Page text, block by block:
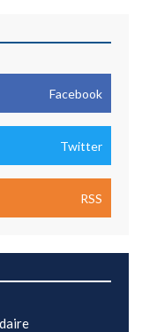
Facebook
Twitter
RSS